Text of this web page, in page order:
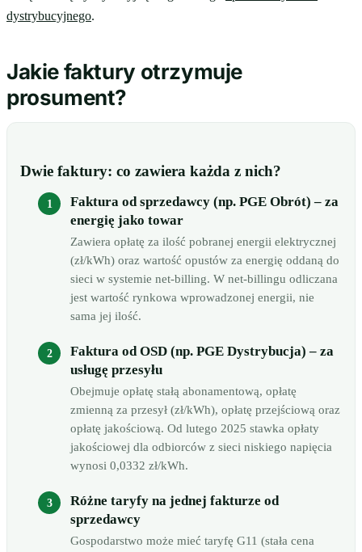
dystrybucyjnego.
Jakie faktury otrzymuje
prosument?
Dwie faktury: co zawiera każda z nich?
Faktura od sprzedawcy (np. PGE Obrót) – za
energię jako towar
Zawiera opłatę za ilość pobranej energii elektrycznej
(zł/kWh) oraz wartość opustów za energię oddaną do
sieci w systemie net-billing. W net-billingu odliczana
jest wartość rynkowa wprowadzonej energii, nie
sama jej ilość.
Faktura od OSD (np. PGE Dystrybucja) – za
usługę przesyłu
Obejmuje opłatę stałą abonamentową, opłatę
zmienną za przesył (zł/kWh), opłatę przejściową oraz
opłatę jakościową. Od lutego 2025 stawka opłaty
jakościowej dla odbiorców z sieci niskiego napięcia
wynosi 0,0332 zł/kWh.
Różne taryfy na jednej fakturze od
sprzedawcy
Gospodarstwo może mieć taryfę G11 (stała cena